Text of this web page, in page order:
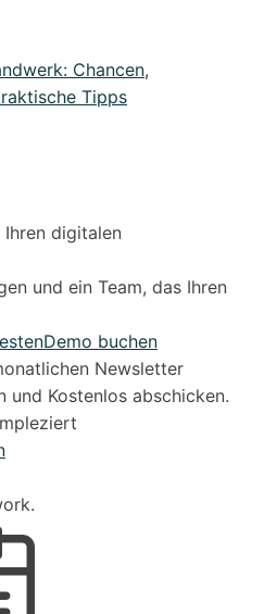
Chancen,
Tipps
digitalen
und ein Team, das Ihren
Demo buchen
Newsletter
und Kostenlos abschicken.